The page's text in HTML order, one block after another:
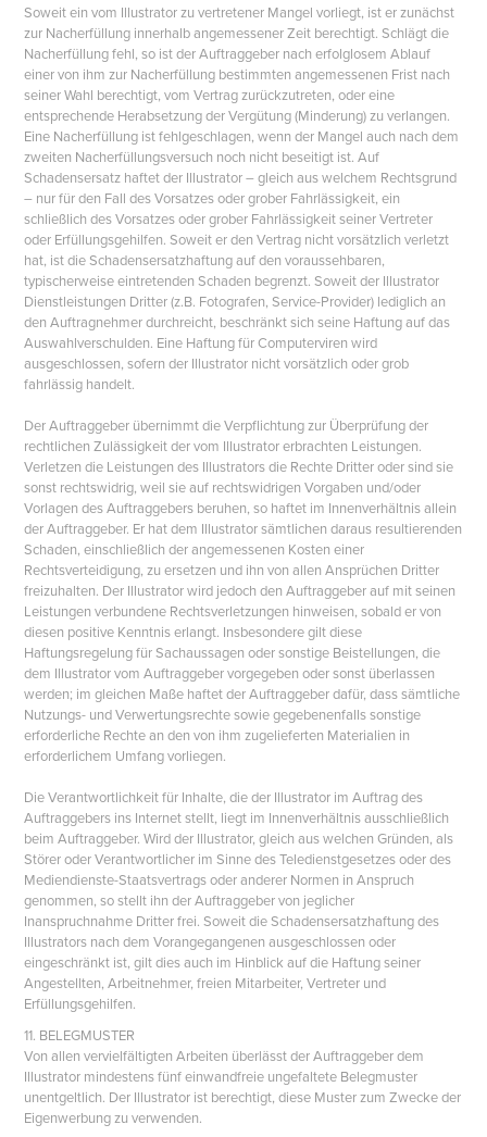
Soweit ein vom Illustrator zu vertretener Mangel vorliegt, ist er zunächst
zur Nacherfüllung innerhalb angemessener Zeit berechtigt. Schlägt die
Nacherfüllung fehl, so ist der Auftraggeber nach erfolglosem Ablauf
einer von ihm zur Nacherfüllung bestimmten angemessenen Frist nach
seiner Wahl berechtigt, vom Vertrag zurückzutreten, oder eine
entsprechende Herabsetzung der Vergütung (Minderung) zu verlangen.
Eine Nacherfüllung ist fehlgeschlagen, wenn der Mangel auch nach dem
zweiten Nacherfüllungsversuch noch nicht beseitigt ist. Auf
Schadensersatz haftet der Illustrator – gleich aus welchem Rechtsgrund
– nur für den Fall des Vorsatzes oder grober Fahrlässigkeit, ein
schließlich des Vorsatzes oder grober Fahrlässigkeit seiner Vertreter
oder Erfüllungsgehilfen. Soweit er den Vertrag nicht vorsätzlich verletzt
hat, ist die Schadensersatzhaftung auf den voraussehbaren,
typischerweise eintretenden Schaden begrenzt. Soweit der Illustrator
Dienstleistungen Dritter (z.B. Fotografen, Service-Provider) lediglich an
den Auftragnehmer durchreicht, beschränkt sich seine Haftung auf das
Auswahlverschulden. Eine Haftung für Computerviren wird
ausgeschlossen, sofern der Illustrator nicht vorsätzlich oder grob
fahrlässig handelt.
Der Auftraggeber übernimmt die Verpflichtung zur Überprüfung der
rechtlichen Zulässigkeit der vom Illustrator erbrachten Leistungen.
Verletzen die Leistungen des Illustrators die Rechte Dritter oder sind sie
sonst rechtswidrig, weil sie auf rechtswidrigen Vorgaben und/oder
Vorlagen des Auftraggebers beruhen, so haftet im Innenverhältnis allein
der Auftraggeber. Er hat dem Illustrator sämtlichen daraus resultierenden
Schaden, einschließlich der angemessenen Kosten einer
Rechtsverteidigung, zu ersetzen und ihn von allen Ansprüchen Dritter
freizuhalten. Der Illustrator wird jedoch den Auftraggeber auf mit seinen
Leistungen verbundene Rechtsverletzungen hinweisen, sobald er von
diesen positive Kenntnis erlangt. Insbesondere gilt diese
Haftungsregelung für Sachaussagen oder sonstige Beistellungen, die
dem Illustrator vom Auftraggeber vorgegeben oder sonst überlassen
werden; im gleichen Maße haftet der Auftraggeber dafür, dass sämtliche
Nutzungs- und Verwertungsrechte sowie gegebenenfalls sonstige
erforderliche Rechte an den von ihm zugelieferten Materialien in
erforderlichem Umfang vorliegen.
Die Verantwortlichkeit für Inhalte, die der Illustrator im Auftrag des
Auftraggebers ins Internet stellt, liegt im Innenverhältnis ausschließlich
beim Auftraggeber. Wird der Illustrator, gleich aus welchen Gründen, als
Störer oder Verantwortlicher im Sinne des Teledienstgesetzes oder des
Mediendienste-Staatsvertrags oder anderer Normen in Anspruch
genommen, so stellt ihn der Auftraggeber von jeglicher
Inanspruchnahme Dritter frei. Soweit die Schadensersatzhaftung des
Illustrators nach dem Vorangegangenen ausgeschlossen oder
eingeschränkt ist, gilt dies auch im Hinblick auf die Haftung seiner
Angestellten, Arbeitnehmer, freien Mitarbeiter, Vertreter und
Erfüllungsgehilfen.
11. BELEGMUSTER
Von allen vervielfältigten Arbeiten überlässt der Auftraggeber dem
Illustrator mindestens fünf einwandfreie ungefaltete Belegmuster
unentgeltlich. Der Illustrator ist berechtigt, diese Muster zum Zwecke der
Eigenwerbung zu verwenden.